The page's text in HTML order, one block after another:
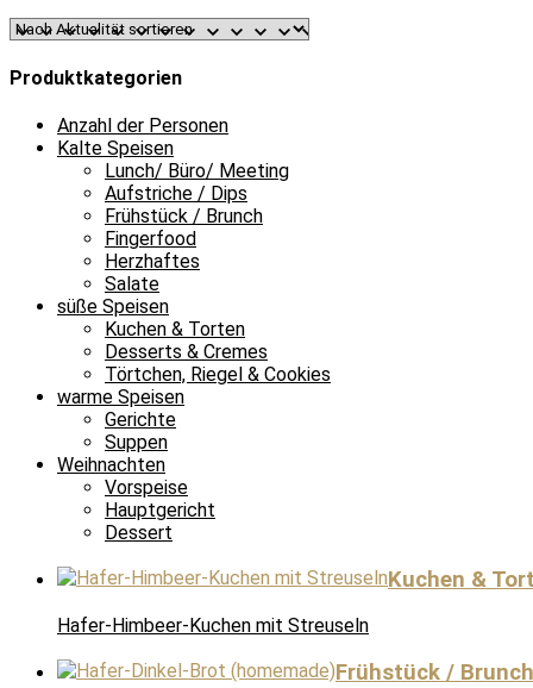
Produktkategorien
Anzahl der Personen
Kalte Speisen
Lunch/ Büro/ Meeting
Aufstriche / Dips
Frühstück / Brunch
Fingerfood
Herzhaftes
Salate
süße Speisen
Kuchen & Torten
Desserts & Cremes
Törtchen, Riegel & Cookies
warme Speisen
Gerichte
Suppen
Weihnachten
Vorspeise
Hauptgericht
Dessert
Kuchen &
Hafer-Himbeer-Kuchen mit Streuseln
Frühstück / Brunch